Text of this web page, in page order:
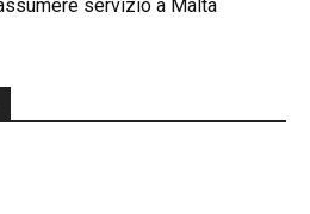
servizio a Malta